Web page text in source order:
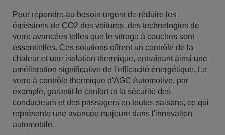
Pour répondre au besoin urgent de réduire les
émissions de CO2 des voitures, des technologies de
verre avancées telles que le vitrage à couches sont
essentielles. Ces solutions offrent un contrôle de la
chaleur et une isolation thermique, entraînant ainsi une
amélioration significative de l'efficacité énergétique. Le
verre à contrôle thermique d'AGC Automotive, par
exemple, garantit le confort et la sécurité des
conducteurs et des passagers en toutes saisons, ce qui
représente une avancée majeure dans l'innovation
automobile.